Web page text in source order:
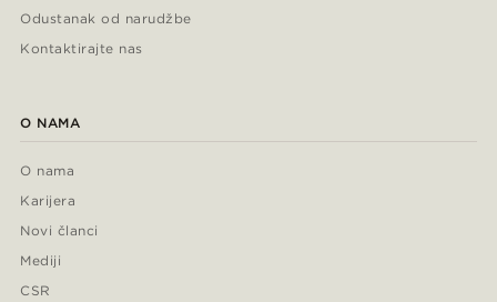
Odustanak od narudžbe
Kontaktirajte nas
O NAMA
O nama
Karijera
Novi članci
Mediji
CSR